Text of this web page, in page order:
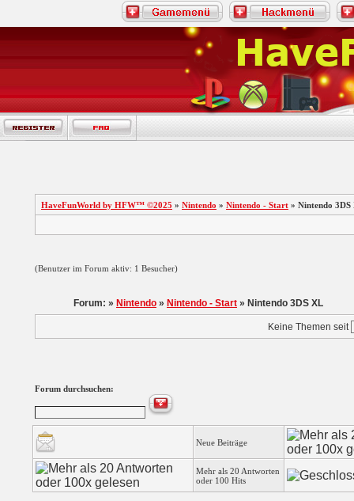
HaveFunWorld by HFW™ ©2025 » Nintendo » Nintendo - Start » Nintendo 3DS
(Benutzer im Forum aktiv: 1 Besucher)
Forum: » Nintendo » Nintendo - Start » Nintendo 3DS XL
Keine Themen seit
Forum durchsuchen:
Neue Beiträge
Mehr als 20 Antworten
oder 100 Hits